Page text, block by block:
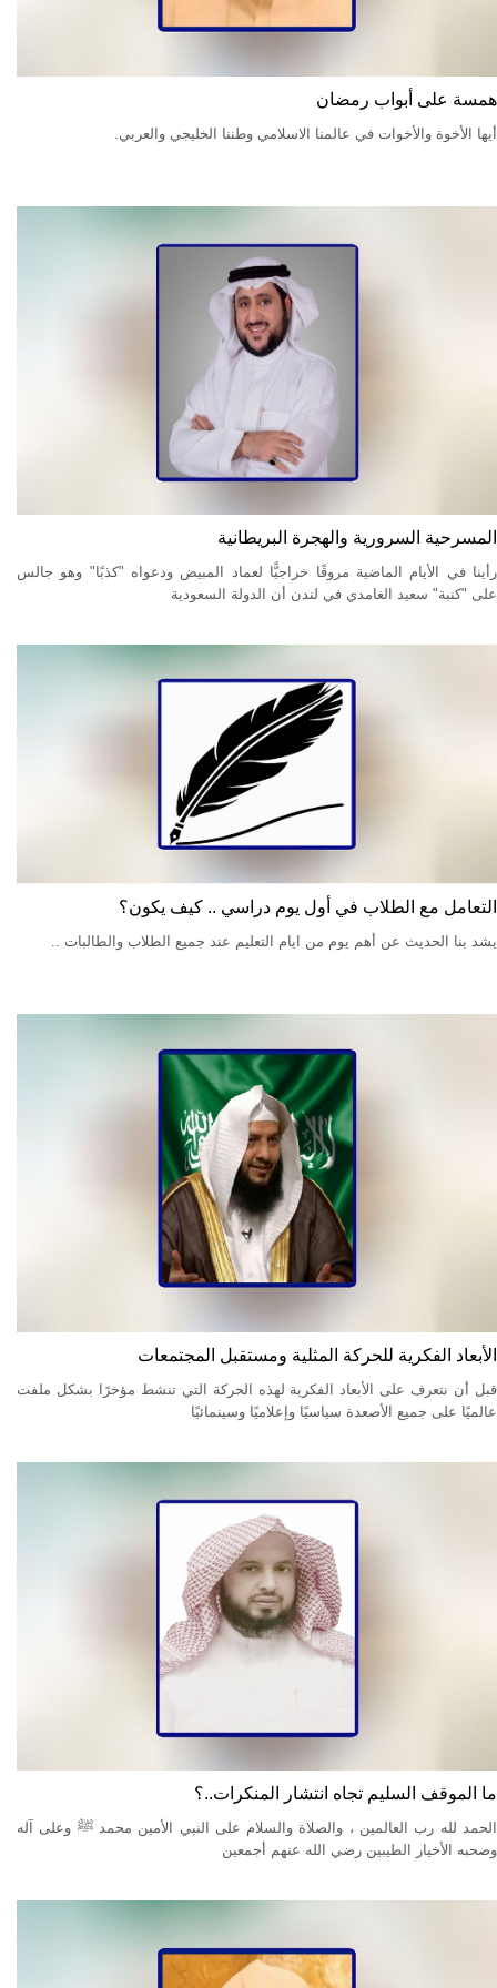
همسة على أبواب رمضان
أيها الأخوة والأخوات في عالمنا الاسلامي وطننا الخليجي والعربي.
المسرحية السرورية والهجرة البريطانية
رأينا في الأيام الماضية مروقًا خراجيًّا لعماد المبيض ودعواه "كذبًا" وهو جالس
على "كنبة" سعيد الغامدي في لندن أن الدولة السعودية
التعامل مع الطلاب في أول يوم دراسي .. كيف يكون؟
يشد بنا الحديث عن أهم يوم من ايام التعليم عند جميع الطلاب والطالبات ..
الأبعاد الفكرية للحركة المثلية ومستقبل المجتمعات
قبل أن نتعرف على الأبعاد الفكرية لهذه الحركة التي تنشط مؤخرًا بشكل ملفت
عالميًا على جميع الأصعدة سياسيًا وإعلاميًا وسينمائيًا
ما الموقف السليم تجاه انتشار المنكرات..؟
الحمد لله رب العالمين ، والصلاة والسلام على النبي الأمين محمد ﷺ وعلى آله
وصحبه الأخيار الطيبين رضي الله عنهم أجمعين